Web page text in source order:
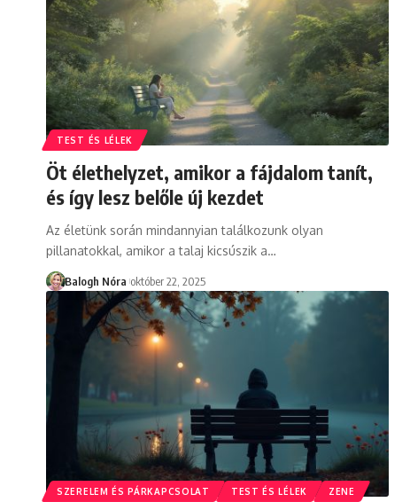
TEST ÉS LÉLEK
Öt élethelyzet, amikor a fájdalom tanít,
és így lesz belőle új kezdet
Az életünk során mindannyian találkozunk olyan
pillanatokkal, amikor a talaj kicsúszik a…
Balogh Nóra október 22, 2025
SZERELEM ÉS PÁRKAPCSOLAT TEST ÉS LÉLEK ZENE